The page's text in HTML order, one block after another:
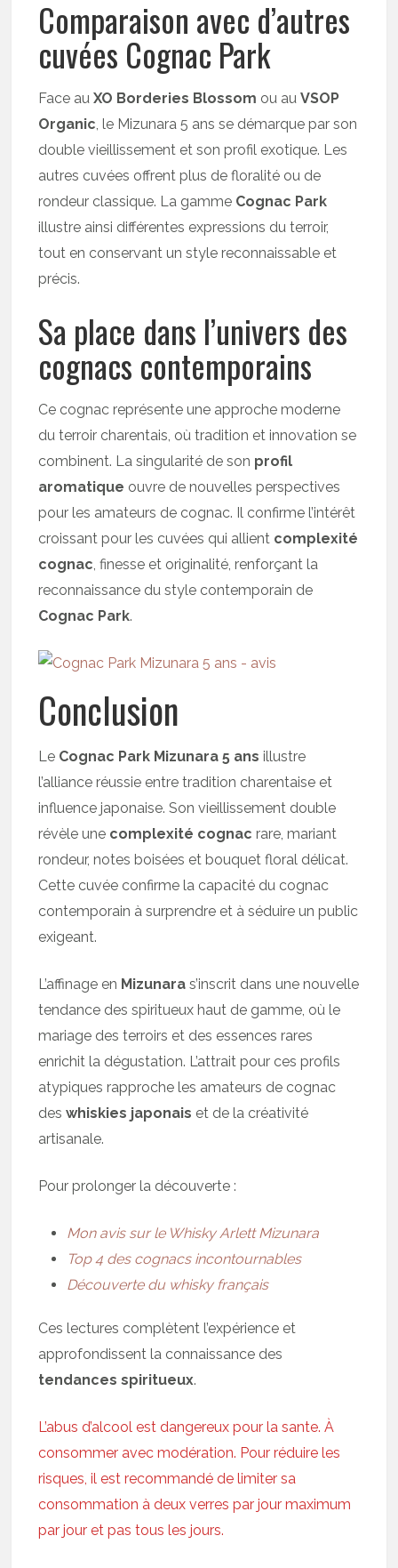
Comparaison avec d’autres
cuvées Cognac Park
Face auXO Borderies Blossom ou auVSOP
Organic, le Mizunara 5 ans se démarque par son
double vieillissement et son profil exotique. Les
autres cuvées offrent plus de floralité ou de
rondeur classique. La gamme Cognac Park
illustre ainsi différentes expressions du terroir,
tout en conservant un style reconnaissable et
précis.
Sa place dans l’univers des
cognacs contemporains
Ce cognac représente une approche moderne
du terroir charentais, où tradition et innovation se
combinent. La singularité de son profil
aromatique ouvre de nouvelles perspectives
pour les amateurs de cognac. Il confirme l’intérêt
croissant pour les cuvées qui allient complexité
cognac, finesse et originalité, renforçant la
reconnaissance du style contemporain de
Cognac Park.
Conclusion
Le Cognac Park Mizunara 5 ans illustre
l’alliance réussie entre tradition charentaise et
influence japonaise. Son vieillissement double
révèle une complexité cognac rare, mariant
rondeur, notes boisées et bouquet floral délicat.
Cette cuvée confirme la capacité du cognac
contemporain à surprendre et à séduire un public
exigeant.
L’affinage en Mizunara s’inscrit dans une nouvelle
tendance des spiritueux haut de gamme, où le
mariage des terroirs et des essences rares
enrichit la dégustation. L’attrait pour ces profils
atypiques rapproche les amateurs de cognac
deswhiskies japonais et de la créativité
artisanale.
Pour prolonger la découverte :
Mon avis sur le Whisky Arlett Mizunara
Top 4 des cognacs incontournables
Découverte du whisky français
Ces lectures complètent l’expérience et
approfondissent la connaissance des
tendances spiritueux.
L’abus d’alcool est dangereux pour la sante. À
consommer avec modération. Pour réduire les
risques, il est recommandé de limiter sa
consommation à deux verres par jour maximum
par jour et pas tous les jours.